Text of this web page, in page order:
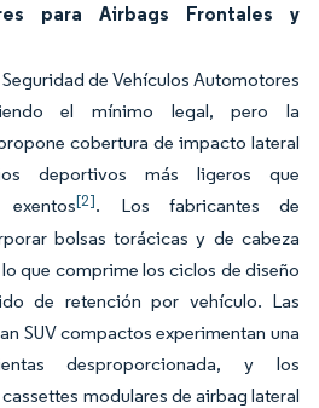
para Airbags Frontales y
de Vehículos Automotores
el mínimo legal, pero la
cobertura de impacto lateral
deportivos más ligeros que
exentos[2]. Los fabricantes de
bolsas torácicas y de cabeza
que comprime los ciclos de diseño
de retención por vehículo. Las
SUV compactos experimentan una
desproporcionada, y los
modulares de airbag lateral